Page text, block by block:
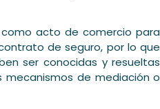
acto de comercio para
de seguro, por lo que
ser conocidas y resueltas
de mediación o